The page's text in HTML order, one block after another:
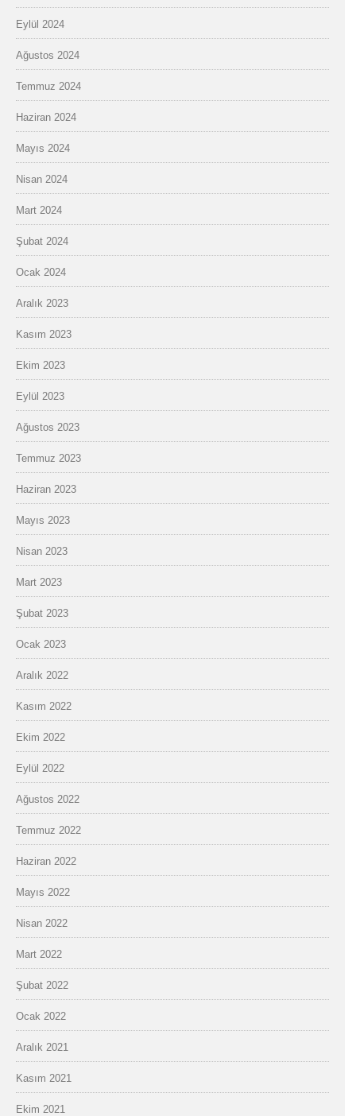
Eylül 2024
Ağustos 2024
Temmuz 2024
Haziran 2024
Mayıs 2024
Nisan 2024
Mart 2024
Şubat 2024
Ocak 2024
Aralık 2023
Kasım 2023
Ekim 2023
Eylül 2023
Ağustos 2023
Temmuz 2023
Haziran 2023
Mayıs 2023
Nisan 2023
Mart 2023
Şubat 2023
Ocak 2023
Aralık 2022
Kasım 2022
Ekim 2022
Eylül 2022
Ağustos 2022
Temmuz 2022
Haziran 2022
Mayıs 2022
Nisan 2022
Mart 2022
Şubat 2022
Ocak 2022
Aralık 2021
Kasım 2021
Ekim 2021